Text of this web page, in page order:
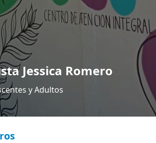
Jessica Romero
y Adultos